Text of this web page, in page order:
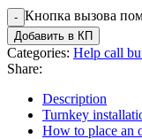
Кнопка вызова
Добавить в КП
Categories: Help call
Share:
Description
Turnkey
How to place an